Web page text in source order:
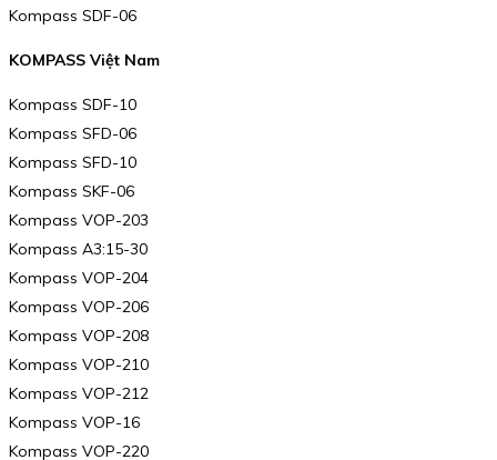
Kompass SDF-06
KOMPASS Việt Nam
Kompass SDF-10
Kompass SFD-06
Kompass SFD-10
Kompass SKF-06
Kompass VOP-203
Kompass A3:15-30
Kompass VOP-204
Kompass VOP-206
Kompass VOP-208
Kompass VOP-210
Kompass VOP-212
Kompass VOP-16
Kompass VOP-220